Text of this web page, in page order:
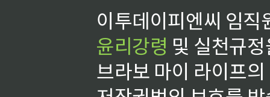
이투데이피엔씨 임
윤리강령 및 실천규
브라보 마이 라이프